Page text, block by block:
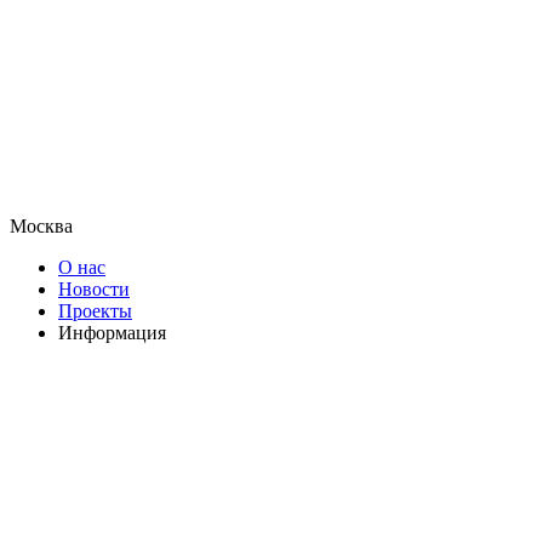
Москва
О нас
Новости
Проекты
Информация